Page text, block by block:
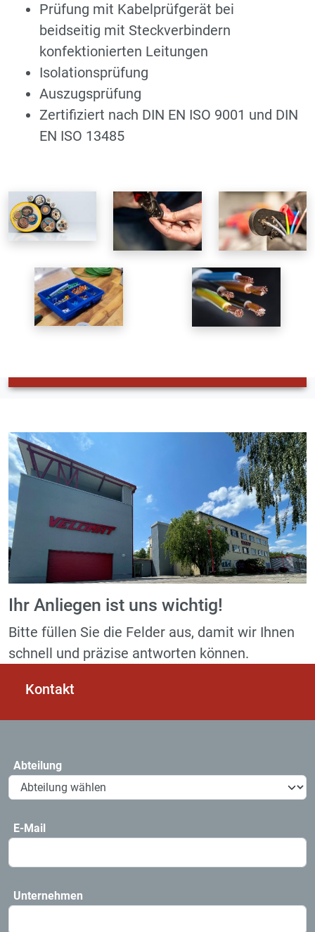
Prüfung mit Kabelprüfgerät bei
beidseitig mit Steckverbindern
konfektionierten Leitungen
Isolationsprüfung
Auszugsprüfung
Zertifiziert nach DIN EN ISO 9001 und DIN
EN ISO 13485
Ihr Anliegen ist uns wichtig!
Bitte füllen Sie die Felder aus, damit wir Ihnen
schnell und präzise antworten können.
Kontakt
Abteilung
E-Mail
Unternehmen